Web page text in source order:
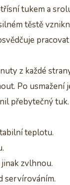
tukem a
těstě
z každé
Po usmažení
přebytečný
teplotu.
zvlhnou.
servírováním.